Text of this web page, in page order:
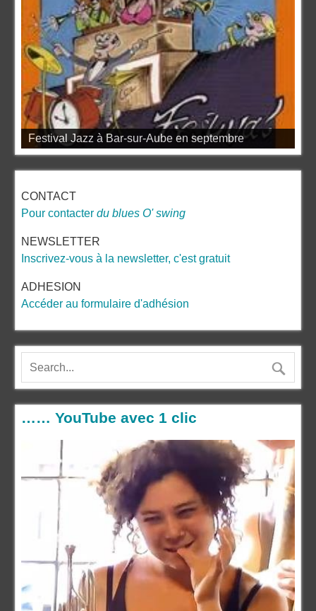
Festival Jazz à Bar-sur-Aube en septembre
CONTACT
Pour contacter du blues O' swing
NEWSLETTER
Inscrivez-vous à la newsletter, c'est gratuit
ADHESION
Accéder au formulaire d'adhésion
…… YouTube avec 1 clic